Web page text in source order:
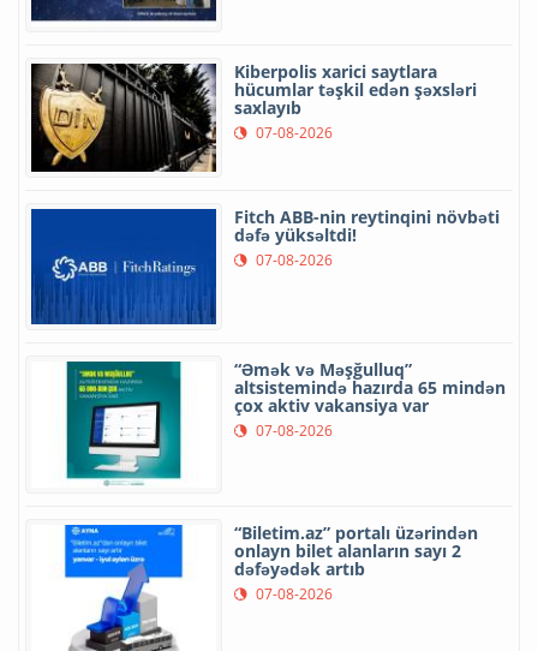
Kiberpolis xarici saytlara
hücumlar təşkil edən şəxsləri
saxlayıb
07-08-2026
Fitch ABB-nin reytinqini növbəti
dəfə yüksəltdi!
07-08-2026
“Əmək və Məşğulluq”
altsistemində hazırda 65 mindən
çox aktiv vakansiya var
07-08-2026
“Biletim.az” portalı üzərindən
onlayn bilet alanların sayı 2
dəfəyədək artıb
07-08-2026